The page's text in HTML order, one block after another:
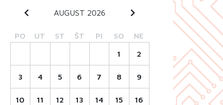
AUGUST 2026
PO UT ST ŠT PI SO NE
1 2
3 4 5 6 7 8 9
10 11 12 13 14 15 16